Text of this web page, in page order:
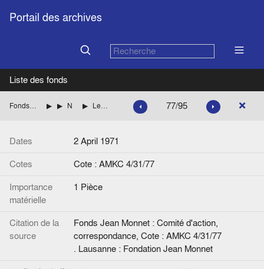
Portail des archives
Liste des fonds
Fonds Jean Monnet : Comité d'action, correspondance ITALIE Lettre de Jean Monnet à P. Nenni. Annotation manuscrite. 77/95
Dates
2 April 1971
Cotes
Cote : AMKC 4/31/77
Importance
matérielle
1 Pièce
Citation de la
source
Fonds Jean Monnet : Comité d'action,
correspondance, Cote : AMKC 4/31/77
. Lausanne : Fondation Jean Monnet